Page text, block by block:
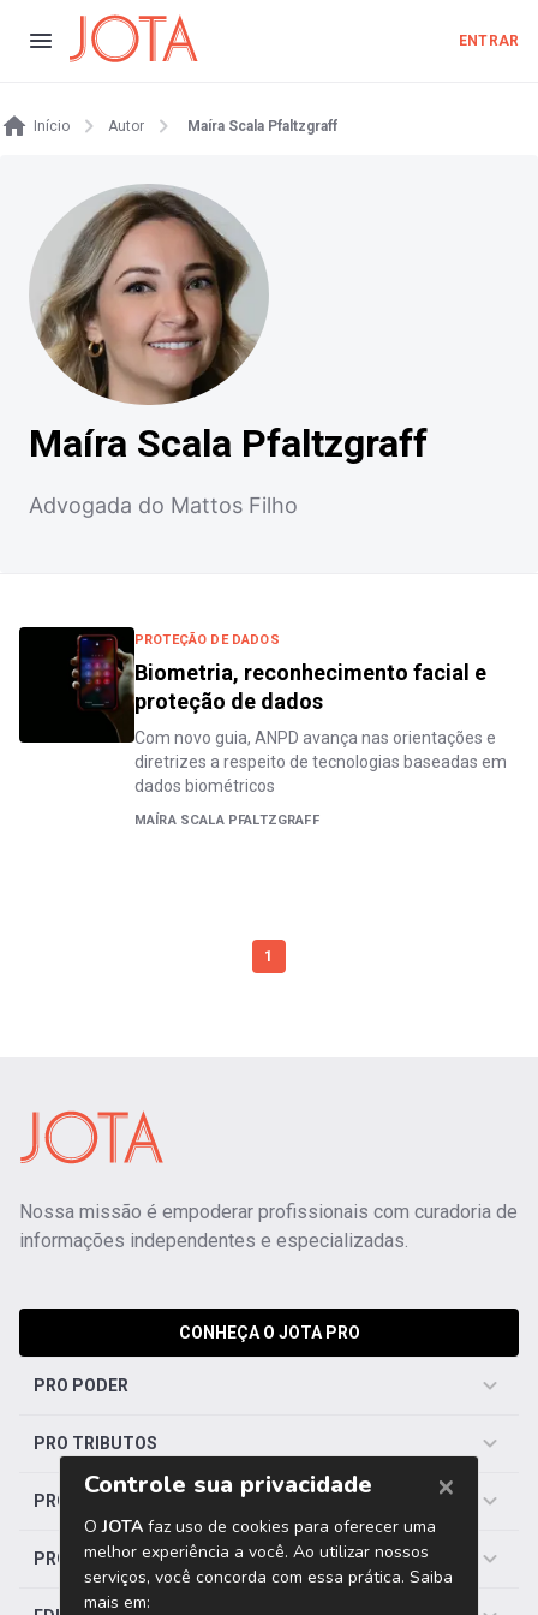
ENTRAR
Início Autor Maíra Scala Pfaltzgraff
Maíra Scala Pfaltzgraff
Advogada do Mattos Filho
PROTEÇÃO DE DADOS
Biometria, reconhecimento facial e
proteção de dados
Com novo guia, ANPD avança nas orientações e
diretrizes a respeito de tecnologias baseadas em
dados biométricos
MAÍRA SCALA PFALTZGRAFF
1
Nossa missão é empoderar profissionais com curadoria de
informações independentes e especializadas.
CONHEÇA O JOTA PRO
PRO PODER
PRO TRIBUTOS
PRO TRABALHISTA
PRO SAÚDE